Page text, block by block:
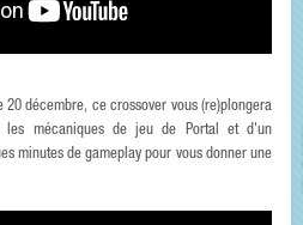
décembre, ce crossover vous (re)plongera
les mécaniques de jeu de Portal et d'un
minutes de gameplay pour vous donner une